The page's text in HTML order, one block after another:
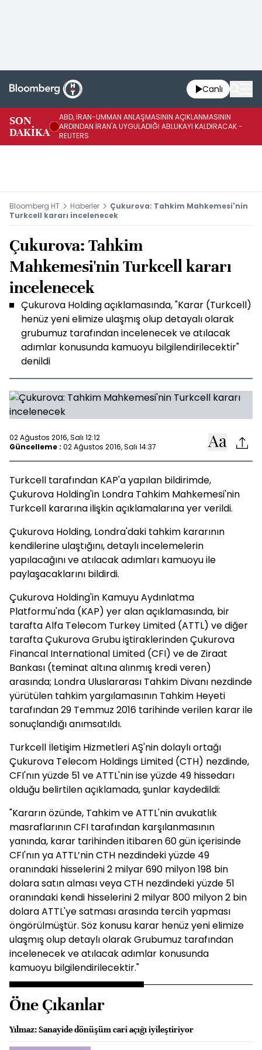
Canlı
SON
DAKİKA
ABD, İRAN-UMMAN ANLAŞMASININ AÇIKLANMASININ
ARDINDAN İRAN'A UYGULADIĞI ABLUKAYI KALDIRACAK -
REUTERS
Bloomberg HT Haberler
Çukurova: Tahkim Mahkemesi'nin
Turkcell kararı incelenecek
Çukurova: Tahkim
Mahkemesi'nin Turkcell kararı
incelenecek
Çukurova Holding açıklamasında, "Karar (Turkcell)
henüz yeni elimize ulaşmış olup detayalı olarak
grubumuz tarafından incelenecek ve atılacak
adımlar konusunda kamuoyu bilgilendirilecektir"
denildi
02 Ağustos 2016, Salı 12:12
Güncelleme : 02 Ağustos 2016, Salı 14:37
Turkcell tarafından KAP'a yapılan bildirimde,
Çukurova Holding'in Londra Tahkim Mahkemesi'nin
Turkcell kararına ilişkin açıklamalarına yer verildi.
Çukurova Holding, Londra'daki tahkim kararının
kendilerine ulaştığını, detaylı incelemelerin
yapılacağını ve atılacak adımları kamuoyu ile
paylaşacaklarını bildirdi.
Çukurova Holding'in Kamuyu Aydınlatma
Platformu'nda (KAP) yer alan açıklamasında, bir
tarafta Alfa Telecom Turkey Limited (ATTL) ve diğer
tarafta Çukurova Grubu iştiraklerinden Çukurova
Financal International Limited (CFI) ve de Ziraat
Bankası (teminat altına alınmış kredi veren)
arasında; Londra Uluslararası Tahkim Divanı nezdinde
yürütülen tahkim yargılamasının Tahkim Heyeti
tarafından 29 Temmuz 2016 tarihinde verilen karar ile
sonuçlandığı anımsatıldı.
Turkcell İletişim Hizmetleri AŞ'nin dolaylı ortağı
Çukurova Telecom Holdings Limited (CTH) nezdinde,
CFI'nın yüzde 51 ve ATTL'nin ise yüzde 49 hissedarı
olduğu belirtilen açıklamada, şunlar kaydedildi:
"Kararın özünde, Tahkim ve ATTL'nin avukatlık
masraflarının CFI tarafından karşılanmasının
yanında, karar tarihinden itibaren 60 gün içerisinde
CFI'nın ya ATTL’nin CTH nezdindeki yüzde 49
oranındaki hisselerini 2 milyar 690 milyon 198 bin
dolara satın alması veya CTH nezdindeki yüzde 51
oranındaki kendi hisselerini 2 milyar 800 milyon 2 bin
dolara ATTL'ye satması arasında tercih yapması
öngörülmüştür. Söz konusu karar henüz yeni elimize
ulaşmış olup detaylı olarak Grubumuz tarafından
incelenecek ve atılacak adımlar konusunda
kamuoyu bilgilendirilecektir."
Öne Çıkanlar
Yılmaz: Sanayide dönüşüm cari açığı iyileştiriyor